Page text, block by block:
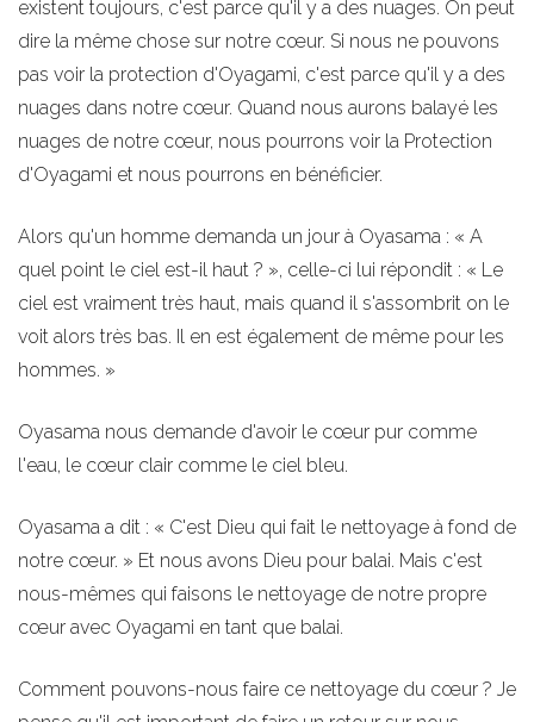
existent toujours, c'est parce qu'il y a des nuages. On peut
dire la même chose sur notre cœur. Si nous ne pouvons
pas voir la protection d'Oyagami, c'est parce qu'il y a des
nuages dans notre cœur. Quand nous aurons balayé les
nuages de notre cœur, nous pourrons voir la Protection
d'Oyagami et nous pourrons en bénéficier.
Alors qu'un homme demanda un jour à Oyasama : « A
quel point le ciel est-il haut ? », celle-ci lui répondit : « Le
ciel est vraiment très haut, mais quand il s'assombrit on le
voit alors très bas. Il en est également de même pour les
hommes. »
Oyasama nous demande d'avoir le cœur pur comme
l'eau, le cœur clair comme le ciel bleu.
Oyasama a dit : « C'est Dieu qui fait le nettoyage à fond de
notre cœur. » Et nous avons Dieu pour balai. Mais c'est
nous-mêmes qui faisons le nettoyage de notre propre
cœur avec Oyagami en tant que balai.
Comment pouvons-nous faire ce nettoyage du cœur ? Je